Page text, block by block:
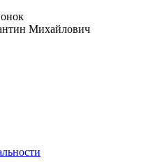
Михайлович